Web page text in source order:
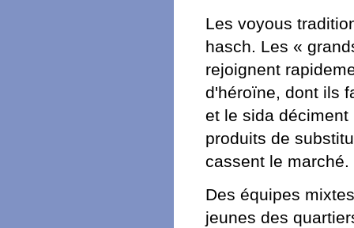
Les voyous
hasch. Les «
rejoignent
d'héroïne, dont ils
et le sida
produits de
cassent le marché.
Des équipes
jeunes des